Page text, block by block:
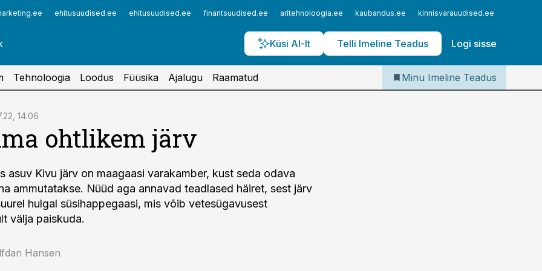
ehitusuudised.ee ehitusuudised.ee finantsuudised.ee aritehnoloogia.ee kaubandus.ee kinnisvarauudised.ee
Küsi AI-lt Telli Imeline Teadus Logi sisse
Iseteenindus
Telli Imeline Teadus
Tehnoloogia Loodus Füüsika Ajalugu Raamatud Minu Imeline Teadus
14:06
ohtlikem järv
asuv Kivu järv on maagaasi varakamber, kust seda odava
ammutatakse. Nüüd aga annavad teadlased häiret, sest järv
hulgal süsihappegaasi, mis võib vetesügavusest
välja paiskuda.
Hansen